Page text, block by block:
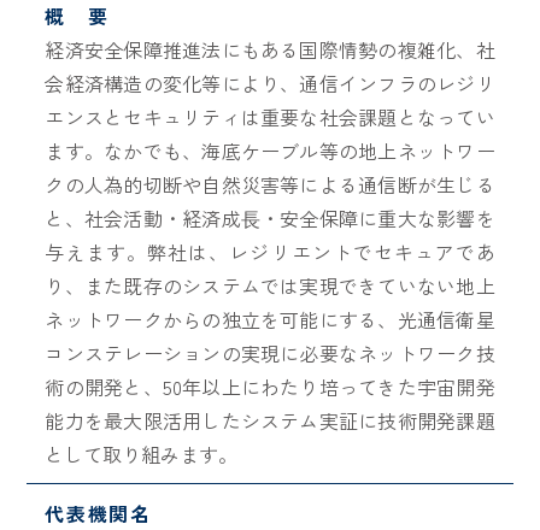
概 要
経済安全保障推進法にもある国際情勢の複雑化、社
会経済構造の変化等により、通信インフラのレジリ
エンスとセキュリティは重要な社会課題となってい
ます。なかでも、海底ケーブル等の地上ネットワー
クの人為的切断や自然災害等による通信断が生じる
と、社会活動・経済成⾧・安全保障に重大な影響を
与えます。弊社は、レジリエントでセキュアであ
り、また既存のシステムでは実現できていない地上
ネットワークからの独立を可能にする、光通信衛星
コンステレーションの実現に必要なネットワーク技
術の開発と、50年以上にわたり培ってきた宇宙開発
能力を最大限活用したシステム実証に技術開発課題
として取り組みます。
代表機関名